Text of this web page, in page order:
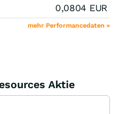
0,0804 EUR
mehr Performancedaten »
Aktie